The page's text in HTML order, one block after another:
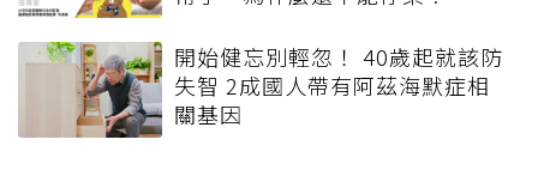
開始健忘別輕忽！ 40歲起就該防
失智 2成國人帶有阿茲海默症相
關基因